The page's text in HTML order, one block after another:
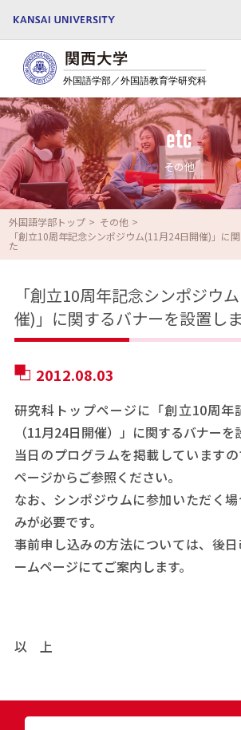
etc
その他
外国語学部トップ
その他
「創立10周年記念シンポジウム(11月24日開催)」に
た
「創立10周年記念シンポジウ
催)」に関するバナーを設置し
2012.08.03
研究科トップページに「創立10周年
（11月24日開催）」に関するバナーを
当日のプログラムを掲載しています
ページからご参照ください。
なお、シンポジウムに参加いただく
みが必要です。
事前申し込みの方法については、後
ームページにてご案内します。
以 上